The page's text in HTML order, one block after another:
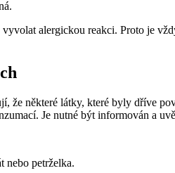
alergickou reakci. Proto je
některé látky, které byly dříve
Je nutné být informován a
nebo petrželka.